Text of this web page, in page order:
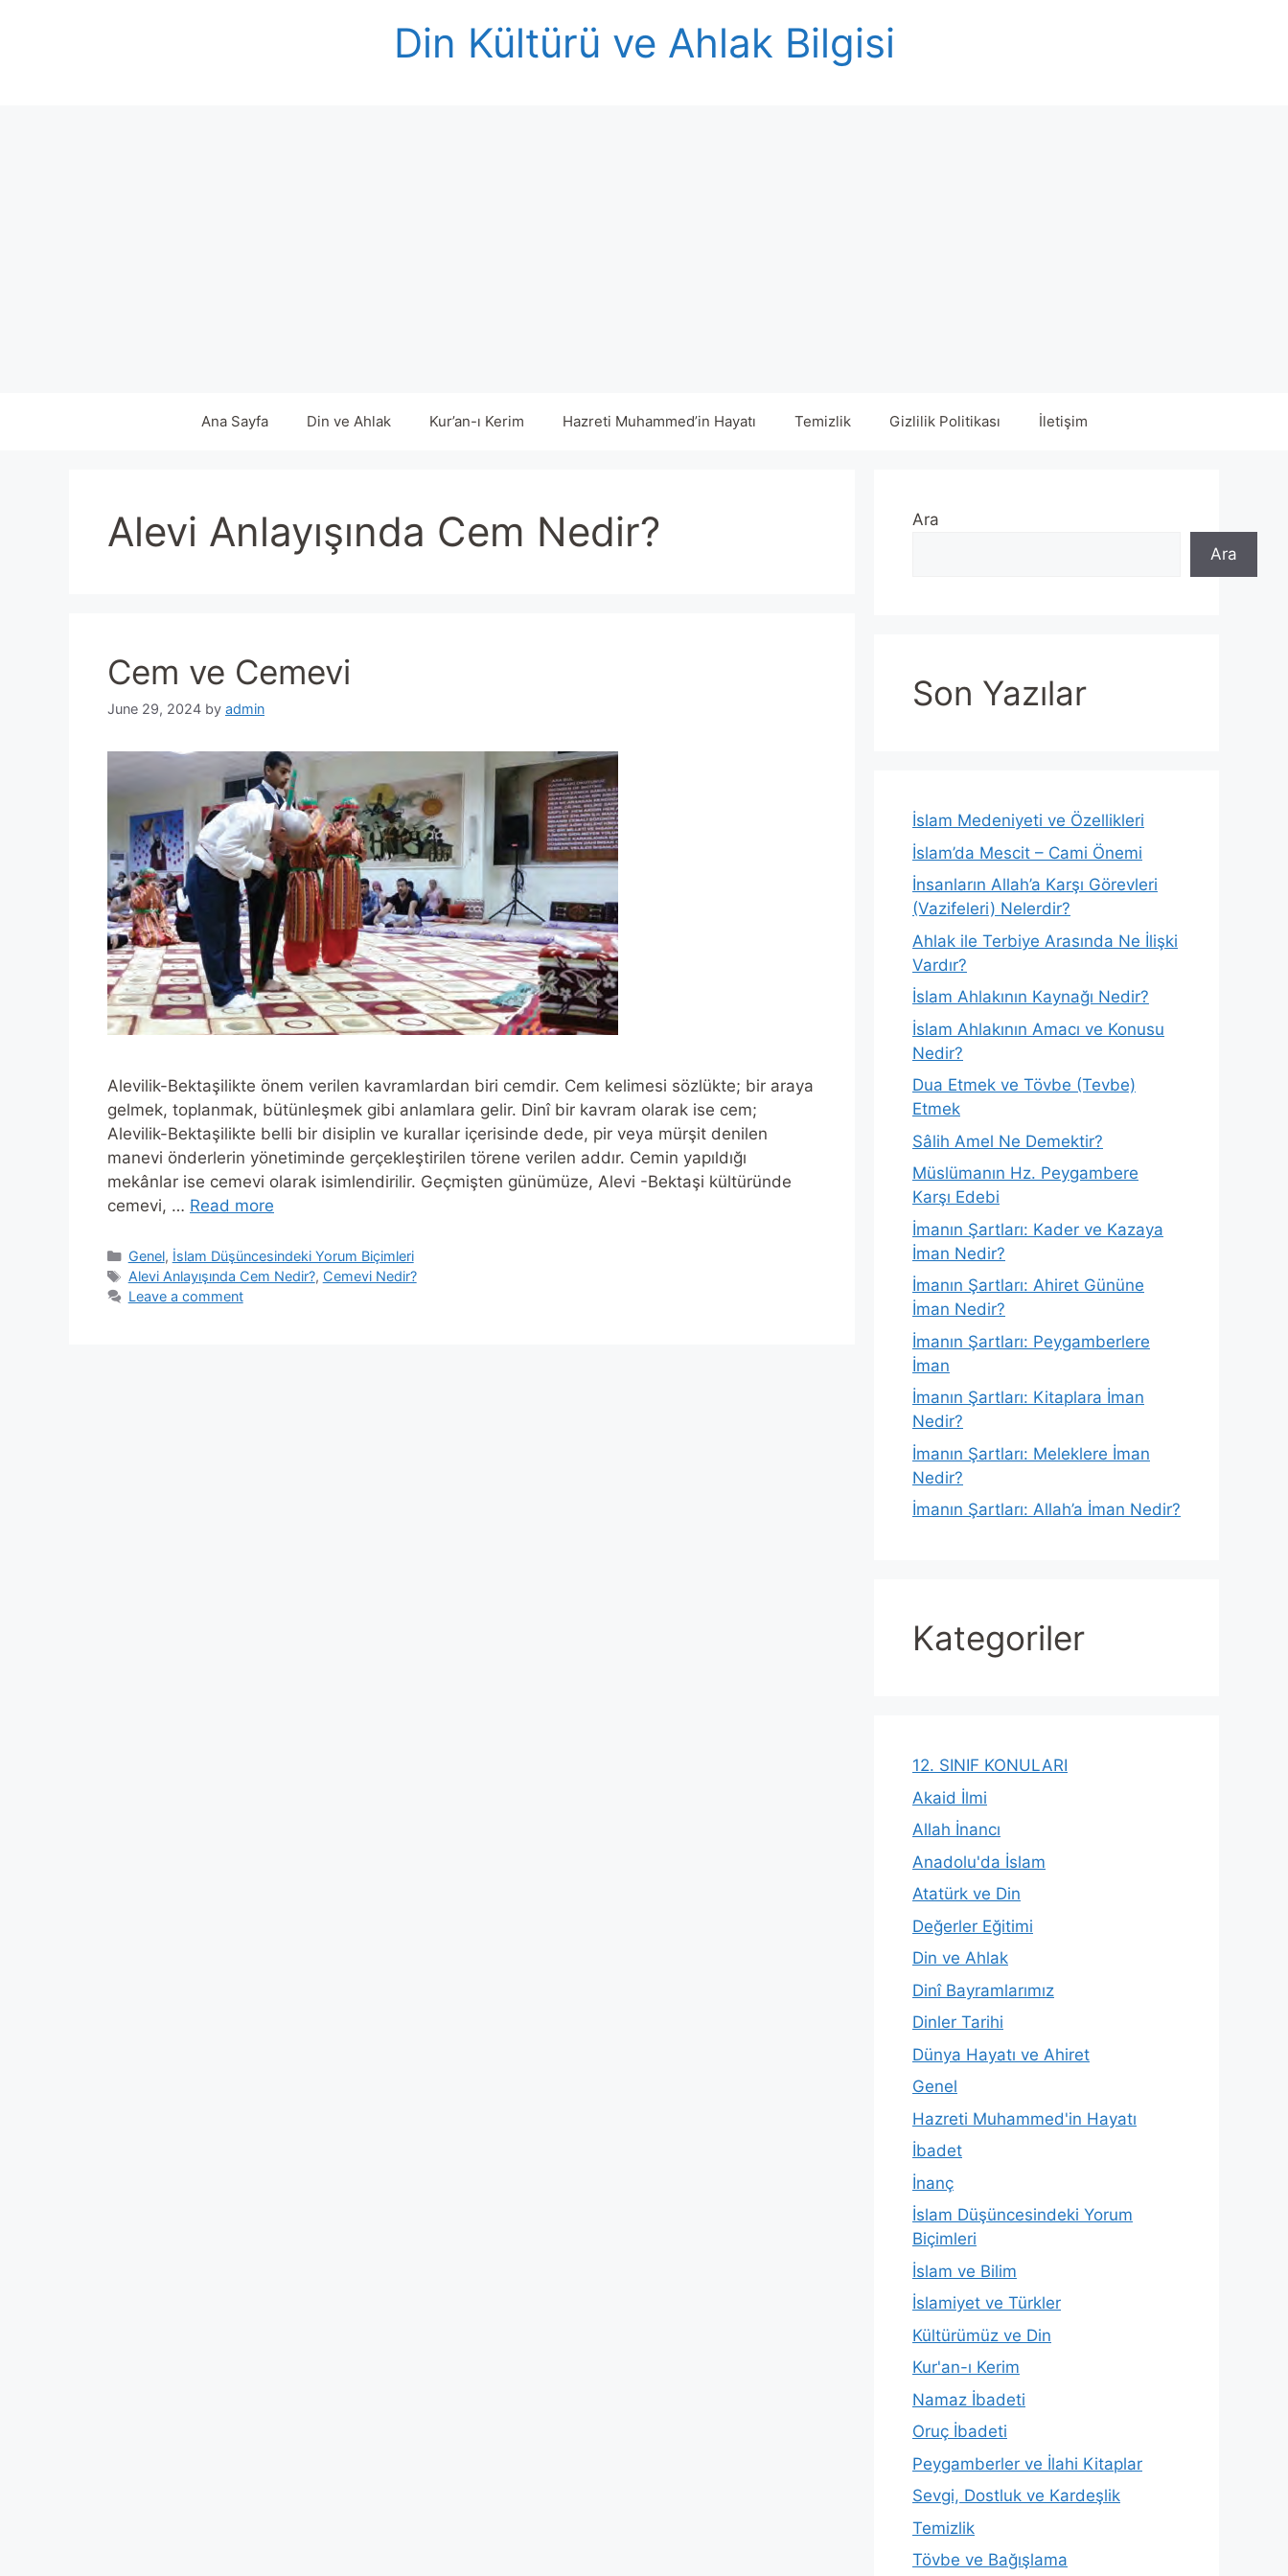
Din Kültürü ve Ahlak Bilgisi
Ana Sayfa Din ve Ahlak Kur’an-ı Kerim Hazreti Muhammed’in Hayatı Temizlik Gizlilik Politikası İletişim
Alevi Anlayışında Cem Nedir?
Cem ve Cemevi
June 29, 2024 by admin
Alevilik-Bektaşilikte önem verilen kavramlardan biri cemdir. Cem kelimesi sözlükte; bir araya
gelmek, toplanmak, bütünleşmek gibi anlamlara gelir. Dinî bir kavram olarak ise cem;
Alevilik-Bektaşilikte belli bir disiplin ve kurallar içerisinde dede, pir veya mürşit denilen
manevi önderlerin yönetiminde gerçekleştirilen törene verilen addır. Cemin yapıldığı
mekânlar ise cemevi olarak isimlendirilir. Geçmişten günümüze, Alevi -Bektaşi kültüründe
cemevi, … Read more
Categories
Genel, İslam Düşüncesindeki Yorum Biçimleri
Tags
Alevi Anlayışında Cem Nedir?, Cemevi Nedir?
Leave a comment
Ara
Ara
Son Yazılar
İslam Medeniyeti ve Özellikleri
İslam’da Mescit – Cami Önemi
İnsanların Allah’a Karşı Görevleri
(Vazifeleri) Nelerdir?
Ahlak ile Terbiye Arasında Ne İlişki
Vardır?
İslam Ahlakının Kaynağı Nedir?
İslam Ahlakının Amacı ve Konusu
Nedir?
Dua Etmek ve Tövbe (Tevbe)
Etmek
Sâlih Amel Ne Demektir?
Müslümanın Hz. Peygambere
Karşı Edebi
İmanın Şartları: Kader ve Kazaya
İman Nedir?
İmanın Şartları: Ahiret Gününe
İman Nedir?
İmanın Şartları: Peygamberlere
İman
İmanın Şartları: Kitaplara İman
Nedir?
İmanın Şartları: Meleklere İman
Nedir?
İmanın Şartları: Allah’a İman Nedir?
Kategoriler
12. SINIF KONULARI
Akaid İlmi
Allah İnancı
Anadolu'da İslam
Atatürk ve Din
Değerler Eğitimi
Din ve Ahlak
Dinî Bayramlarımız
Dinler Tarihi
Dünya Hayatı ve Ahiret
Genel
Hazreti Muhammed'in Hayatı
İbadet
İnanç
İslam Düşüncesindeki Yorum
Biçimleri
İslam ve Bilim
İslamiyet ve Türkler
Kültürümüz ve Din
Kur'an-ı Kerim
Namaz İbadeti
Oruç İbadeti
Peygamberler ve İlahi Kitaplar
Sevgi, Dostluk ve Kardeşlik
Temizlik
Tövbe ve Bağışlama